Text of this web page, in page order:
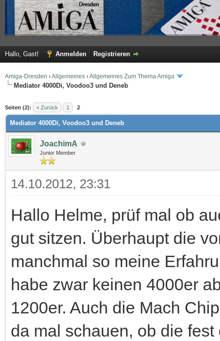
Hallo, Gast! Anmelden Registrieren
Amiga-Dresden ›Allgemeines ›Allgemeines Zum Thema Amiga
Mediator 4000Di, Voodoo3 und Deneb
Seiten (2): « Zurück 1 2
Durchschnitt
Mediator 4000Di, Voodoo3 und Deneb
JoachimA
Junior Member
14.10.2012, 23:31
Hallo Helme, prüf mal ob
gut sitzen. Überhaupt die
manchmal so meine
habe zwar keinen 4000er
1200er. Auch die Mach
da mal schauen, ob die